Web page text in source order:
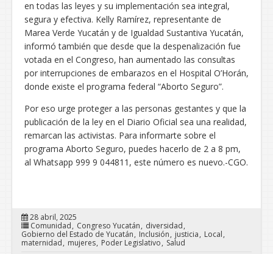
en todas las leyes y su implementación sea integral,
segura y efectiva. Kelly Ramírez, representante de
Marea Verde Yucatán y de Igualdad Sustantiva Yucatán,
informó también que desde que la despenalización fue
votada en el Congreso, han aumentado las consultas
por interrupciones de embarazos en el Hospital O’Horán,
donde existe el programa federal “Aborto Seguro”.
Por eso urge proteger a las personas gestantes y que la
publicación de la ley en el Diario Oficial sea una realidad,
remarcan las activistas. Para informarte sobre el
programa Aborto Seguro, puedes hacerlo de 2 a 8 pm,
al Whatsapp 999 9 044811, este número es nuevo.-CGO.
28 abril, 2025
Comunidad
Congreso Yucatán
diversidad
Gobierno del Estado de Yucatán
Inclusión justicia
Local
maternidad
mujeres Poder Legislativo
Salud